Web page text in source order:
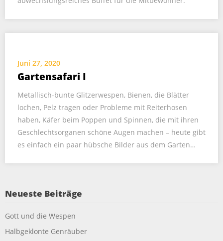
Juni 27, 2020
Gartensafari I
Metallisch-bunte Glitzerwespen, Bienen, die Blätter
lochen, Pelz tragen oder Probleme mit Reiterhosen
haben, Käfer beim Poppen und Spinnen, die mit ihren
Geschlechtsorganen schöne Augen machen – heute gibt
es einfach ein paar hübsche Bilder aus dem Garten…
Neueste Beiträge
Gott und die Wespen
Halbgeklonte Genräuber